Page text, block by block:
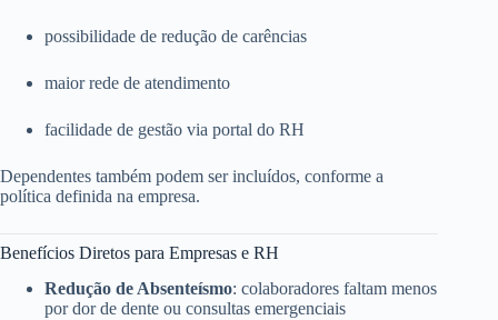
possibilidade de redução de carências
maior rede de atendimento
facilidade de gestão via portal do RH
Dependentes também podem ser incluídos, conforme a
política definida na empresa.
Benefícios Diretos para Empresas e RH
Redução de Absenteísmo: colaboradores faltam menos
por dor de dente ou consultas emergenciais